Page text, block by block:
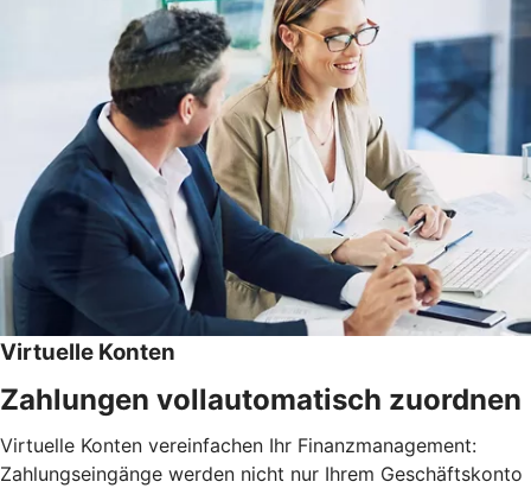
Virtuelle Konten
Zahlungen vollautomatisch zuordnen
Virtuelle Konten vereinfachen Ihr Finanzmanagement:
Zahlungseingänge werden nicht nur Ihrem Geschäftskonto